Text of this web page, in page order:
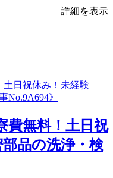
詳細を表示
費無料！土日祝
品の洗浄・検